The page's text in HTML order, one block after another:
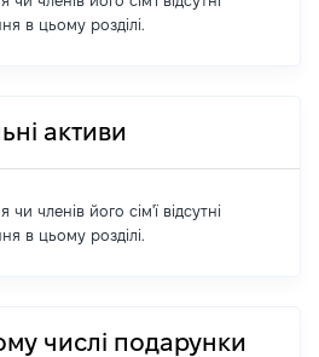
в цьому розділі.
активи
членів його сім'ї відсутні
в цьому розділі.
числі подарунки